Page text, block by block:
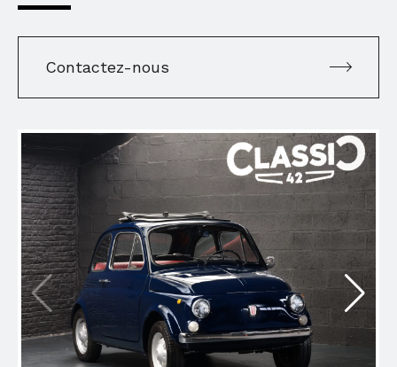
Contactez-nous